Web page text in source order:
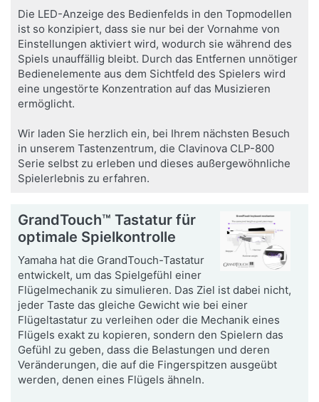
Die LED-Anzeige des Bedienfelds in den Topmodellen
ist so konzipiert, dass sie nur bei der Vornahme von
Einstellungen aktiviert wird, wodurch sie während des
Spiels unauffällig bleibt. Durch das Entfernen unnötiger
Bedienelemente aus dem Sichtfeld des Spielers wird
eine ungestörte Konzentration auf das Musizieren
ermöglicht.
Wir laden Sie herzlich ein, bei Ihrem nächsten Besuch
in unserem Tastenzentrum, die Clavinova CLP-800
Serie selbst zu erleben und dieses außergewöhnliche
Spielerlebnis zu erfahren.
GrandTouch™ Tastatur für
optimale Spielkontrolle
Yamaha hat die GrandTouch-Tastatur
entwickelt, um das Spielgefühl einer
Flügelmechanik zu simulieren. Das Ziel ist dabei nicht,
jeder Taste das gleiche Gewicht wie bei einer
Flügeltastatur zu verleihen oder die Mechanik eines
Flügels exakt zu kopieren, sondern den Spielern das
Gefühl zu geben, dass die Belastungen und deren
Veränderungen, die auf die Fingerspitzen ausgeübt
werden, denen eines Flügels ähneln.